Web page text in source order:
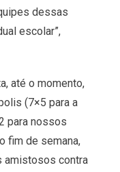
dessas
escolar”,
até o momento,
(7×5 para a
para nossos
fim de semana,
amistosos contra